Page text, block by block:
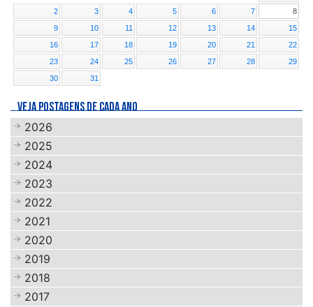
2
3 4 5 6 7
8
9
10 11 12 13 14
15
16
17 18 19 20 21
22
23
24 25 26 27 28
29
30
31
VEJA POSTAGENS DE CADA ANO
2026
2025
2024
2023
2022
2021
2020
2019
2018
2017